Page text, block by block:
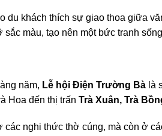
du khách thích sự giao thoa giữa
màu, tạo nên một bức tranh
năm, Lễ hội Điện Trường Bà là
Hoa đến thị trấn Trà Xuân, Trà
nghi thức thờ cúng, mà còn ở